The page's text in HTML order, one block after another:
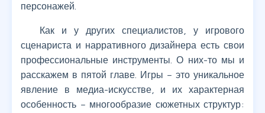
персонажей.
Как и у других специалистов, у игрового
сценариста и нарративного дизайнера есть свои
профессиональные инструменты. О них-то мы и
расскажем в пятой главе. Игры – это уникальное
явление в медиа-искусстве, и их характерная
особенность – многообразие сюжетных структур: